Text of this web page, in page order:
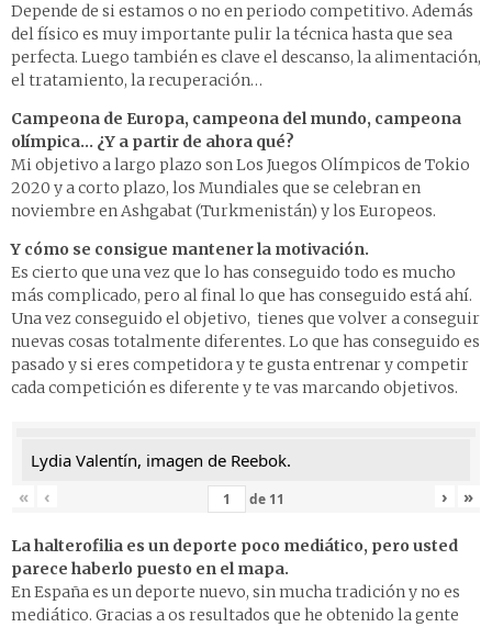
Depende de si estamos o no en periodo competitivo. Además
del físico es muy importante pulir la técnica hasta que sea
perfecta. Luego también es clave el descanso, la alimentación,
el tratamiento, la recuperación…
Campeona de Europa, campeona del mundo, campeona
olímpica… ¿Y a partir de ahora qué?
Mi objetivo a largo plazo son Los Juegos Olímpicos de Tokio
2020 y a corto plazo, los Mundiales que se celebran en
noviembre en Ashgabat (Turkmenistán) y los Europeos.
Y cómo se consigue mantener la motivación.
Es cierto que una vez que lo has conseguido todo es mucho
más complicado, pero al final lo que has conseguido está ahí.
Una vez conseguido el objetivo, tienes que volver a conseguir
nuevas cosas totalmente diferentes. Lo que has conseguido es
pasado y si eres competidora y te gusta entrenar y competir
cada competición es diferente y te vas marcando objetivos.
Lydia Valentín, imagen de Reebok.
«
‹ de 11 › »
La halterofilia es un deporte poco mediático, pero usted
parece haberlo puesto en el mapa.
En España es un deporte nuevo, sin mucha tradición y no es
mediático. Gracias a os resultados que he obtenido la gente